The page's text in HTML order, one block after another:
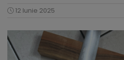
Zacusca
Habanero
Super Hot
12 Iunie 2025